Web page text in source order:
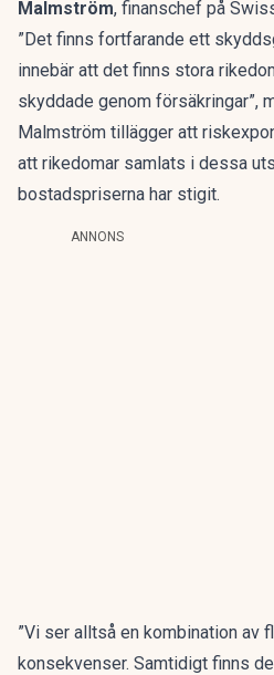
Malmström, finanschef på
”Det finns fortfarande ett
innebär att det finns stora
skyddade genom försäkringar”,
Malmström tillägger att
att rikedomar samlats i dessa
bostadspriserna har stigit.
ANNONS
”Vi ser alltså en kombination av
konsekvenser. Samtidigt finns